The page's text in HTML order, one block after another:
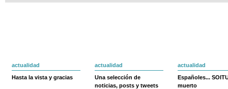
actualidad
Hasta la vista y gracias
actualidad
Una selección de
noticias, posts y tweets
actualidad
Españoles...
muerto